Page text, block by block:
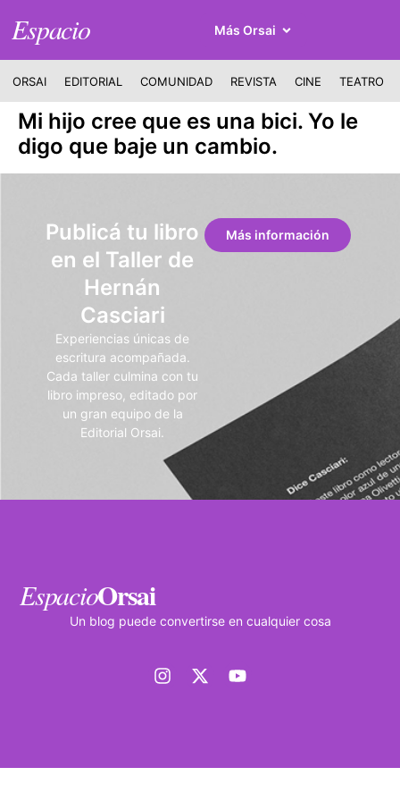
Espacio Más Orsai
ORSAI EDITORIAL COMUNIDAD REVISTA CINE TEATRO
Mi hijo cree que es una bici. Yo le
digo que baje un cambio.
Publicá tu libro
en el Taller de
Hernán
Casciari
Experiencias únicas de
escritura acompañada.
Cada taller culmina con tu
libro impreso, editado por
un gran equipo de la
Editorial Orsai.
Más información
EspacioOrsai
Un blog puede convertirse en cualquier cosa